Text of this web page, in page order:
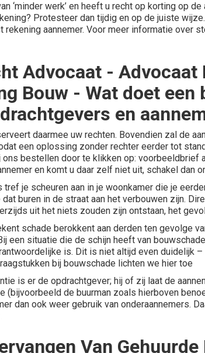
‘minder werk’ en heeft u recht op korting op
Protesteer dan tijdig en op de juiste
rekening aannemer. Voor meer informatie over
Advocaat - Advocaat
Bouw - Wat doet een
en
daarmee uw rechten. Bovendien zal de
een oplossing zonder rechter eerder tot
bestellen door te klikken op: voorbeeldbrief
en komt u daar zelf niet uit, schakel dan
tref je scheuren aan in je woonkamer die je
buren in de straat aan het verbouwen zijn.
uit het niets zouden zijn ontstaan, het
schade berokkent aan derden ten gevolge
een situatie die de schijn heeft van
is. Dit is niet altijd even duidelijk
bij bouwschade lichten we hier toe
is er de opdrachtgever; hij of zij laat de
(bijvoorbeeld de buurman zoals hierboven
dan ook weer gebruik van onderaannemers.
Van